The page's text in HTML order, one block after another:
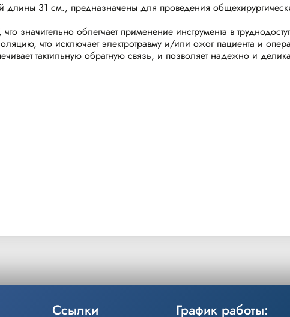
длины 31 см., предназначены для проведения
значительно облегчает применение инструмента в
что исключает электротравму и/или ожог пациента и
тактильную обратную связь, и позволяет надежно и
Ссылки График работы: